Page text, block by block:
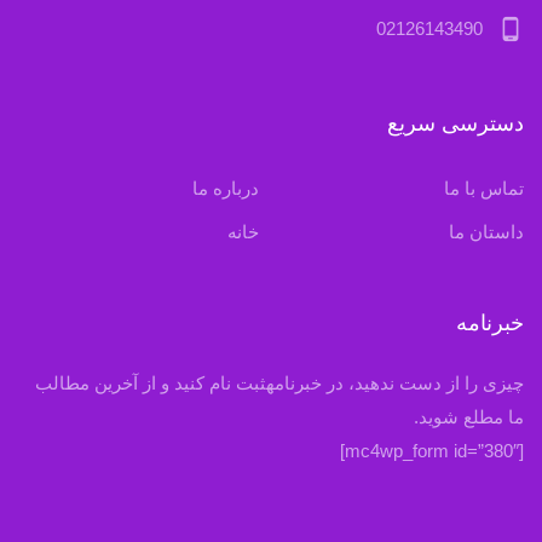
phone_android
02126143490
دسترسی سریع
تماس با ما درباره ما
داستان ما خانه
خبرنامه
چیزی را از دست ندهید، در خبرنامهثبت نام کنید و از آخرین مطالب
ما مطلع شوید.
[mc4wp_form id=”380″]